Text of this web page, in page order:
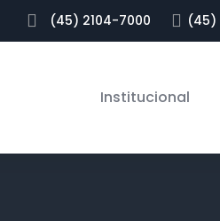
(45) 2104-7000 (45)
Institucional